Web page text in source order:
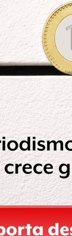
de
Angélica